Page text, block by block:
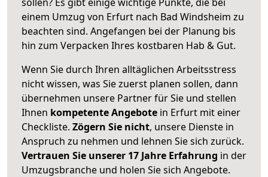
einem Umzug von Erfurt nach Bad Windsheim zu
beachten sind. Angefangen bei der Planung bis
hin zum Verpacken Ihres kostbaren Hab & Gut.
Wenn Sie durch Ihren alltäglichen Arbeitsstress
nicht wissen, was Sie zuerst planen sollen, dann
übernehmen unsere Partner für Sie und stellen
Ihnen kompetente Angebote in Erfurt mit einer
Checkliste. Zögern Sie nicht, unsere Dienste in
Anspruch zu nehmen und lehnen Sie sich zurück.
Vertrauen Sie unserer 17 Jahre Erfahrung in der
Umzugsbranche und holen Sie sich Angebote.